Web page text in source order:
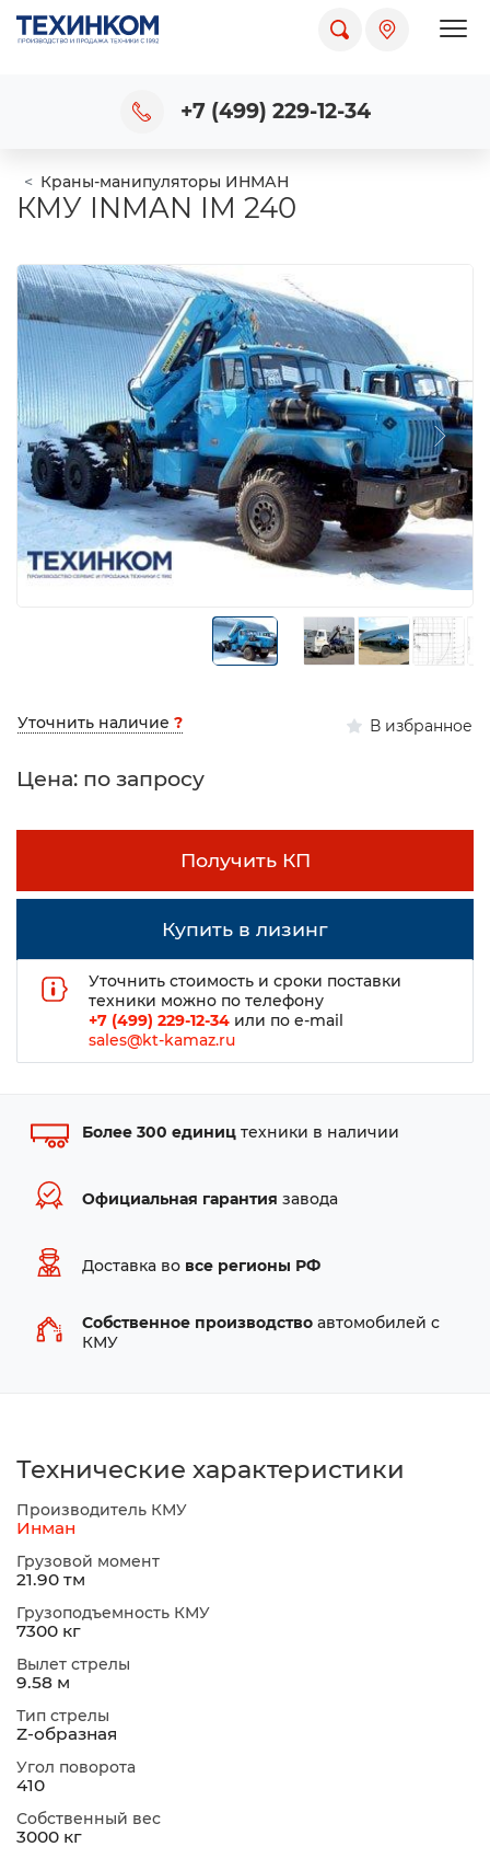
+7 (499) 229-12-34
Краны-манипуляторы ИНМАН
КМУ INMAN IM 240
Уточнить наличие ? В избранное
Цена: по запросу
Получить КП
Купить в лизинг
Уточнить стоимость и сроки поставки
техники можно по телефону
+7 (499) 229-12-34 или по e-mail
sales@kt-kamaz.ru
Более 300 единиц техники в наличии
Официальная гарантия завода
Доставка во все регионы РФ
Собственное производство автомобилей с
КМУ
Технические характеристики
Производитель КМУ
Инман
Грузовой момент
21.90 тм
Грузоподъемность КМУ
7300 кг
Вылет стрелы
9.58 м
Тип стрелы
Z-образная
Угол поворота
410
Собственный вес
3000 кг